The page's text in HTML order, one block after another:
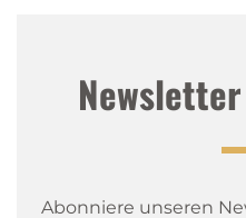
Abonniere unseren